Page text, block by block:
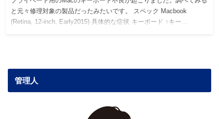
と元々修理対象の製品だったみたいです。 スペック Macbook
(Retina, 12-inch, Early2015) 具体的な症状 キーボード ↑キー…
管理人